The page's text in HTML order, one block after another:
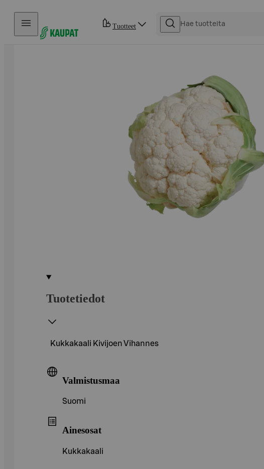
Hyppää sisältöön
Tuotteet
Tuotetiedot
Kukkakaali Kivijoen Vihannes
Valmistusmaa
Suomi
Ainesosat
Kukkakaali